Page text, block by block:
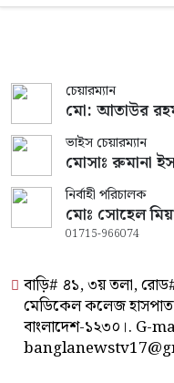
চেয়ারম্যান
মো: আতাউর
ভাইস চেয়ারম্যান
মোসাঃ রুমানা
নির্বাহী পরিচালক
মোঃ সোহেল
01715-966074
বাড়ি# ৪১, ৩য় তলা,
মেডিকেল কলেজ
বাংলাদেশ-১২৩০।. G-